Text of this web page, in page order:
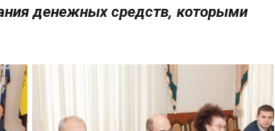
денежных средств, которыми